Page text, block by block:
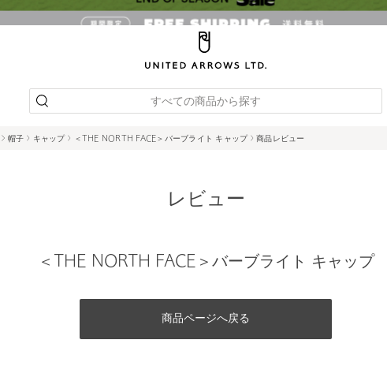
すべての商品から探す
帽子 キャップ ＜THE NORTH FACE＞バーブライト キャップ 商品レビュー
レビュー
＜THE NORTH FACE＞バーブライト キャップ
商品ページへ戻る